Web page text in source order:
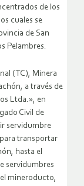
de los
cuales se
de San
Pelambres.
(TC), Minera
a través de
Ltda.», en
Civil de
servidumbre
transportar
hasta el
servidumbres
mineroducto,